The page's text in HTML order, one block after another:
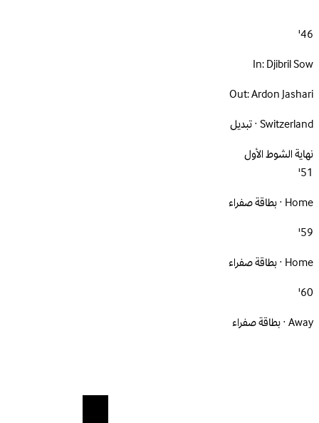
46'
In:Djibril Sow
Out:Ardon Jashari
Switzerland · تبديل
نهاية الشوط الأول
51'
Home · بطاقة صفراء
59'
Home · بطاقة صفراء
60'
Away · بطاقة صفراء